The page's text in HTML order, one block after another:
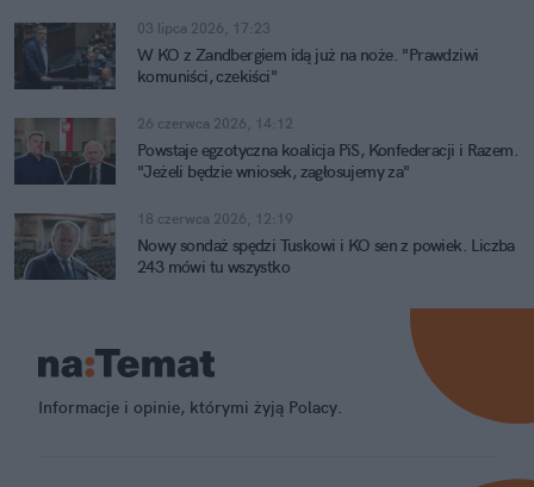
03 lipca 2026, 17:23
W KO z Zandbergiem idą już na noże. "Prawdziwi
komuniści, czekiści"
26 czerwca 2026, 14:12
Powstaje egzotyczna koalicja PiS, Konfederacji i Razem.
"Jeżeli będzie wniosek, zagłosujemy za"
18 czerwca 2026, 12:19
Nowy sondaż spędzi Tuskowi i KO sen z powiek. Liczba
243 mówi tu wszystko
Informacje i opinie, którymi żyją Polacy.